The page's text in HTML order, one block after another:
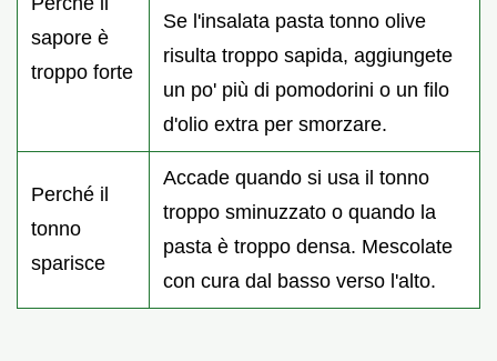
sapore è
troppo forte
Se l'insalata pasta tonno olive
risulta troppo sapida, aggiungete
un po' più di pomodorini o un filo
d'olio extra per smorzare.
Perché il
tonno
sparisce
Accade quando si usa il tonno
troppo sminuzzato o quando la
pasta è troppo densa. Mescolate
con cura dal basso verso l'alto.